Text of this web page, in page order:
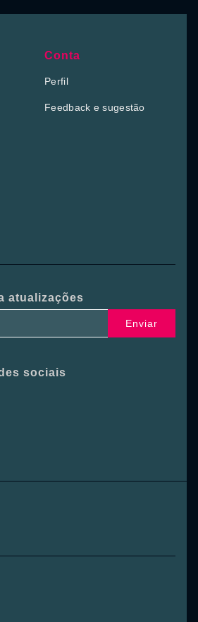
Conta
Perfil
Feedback e sugestão
atualizações
Enviar
sociais